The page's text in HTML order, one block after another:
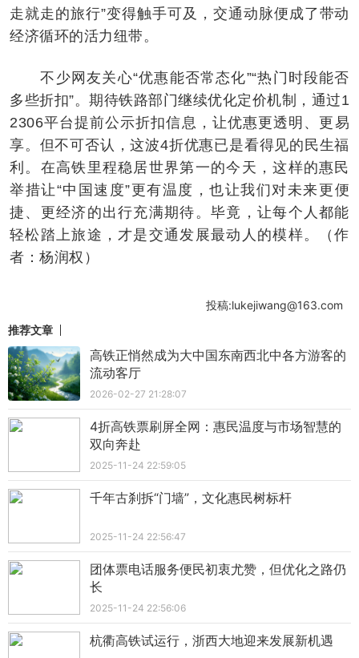
走就走的旅行”变得触手可及，交通动脉便成了带动
经济循环的活力纽带。
不少网友关心“优惠能否常态化”“热门时段能否
多些折扣”。期待铁路部门继续优化定价机制，通过1
2306平台提前公示折扣信息，让优惠更透明、更易
享。但不可否认，这波4折优惠已是看得见的民生福
利。在高铁里程稳居世界第一的今天，这样的惠民
举措让“中国速度”更有温度，也让我们对未来更便
捷、更经济的出行充满期待。毕竟，让每个人都能
轻松踏上旅途，才是交通发展最动人的模样。（作
者：杨润权）
投稿:lukejiwang@163.com
推荐文章
高铁正悄然成为大中国东南西北中各方游客的
流动客厅
2026-02-27 21:28:07
4折高铁票刷屏全网：惠民温度与市场智慧的
双向奔赴
2025-11-24 22:59:05
千年古刹拆“门墙”，文化惠民树标杆
2025-11-24 22:56:47
团体票电话服务便民初衷尤赞，但优化之路仍
长
2025-11-24 22:56:06
杭衢高铁试运行，浙西大地迎来发展新机遇